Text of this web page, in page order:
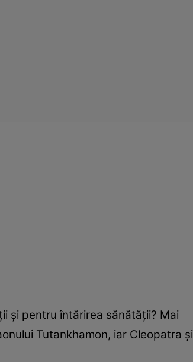
şi pentru întărirea sănătăţii? Mai
Tutankhamon, iar Cleopatra şi